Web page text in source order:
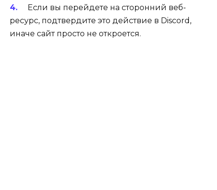
Если вы перейдете на сторонний веб-
ресурс, подтвердите это действие в Discord,
иначе сайт просто не откроется.